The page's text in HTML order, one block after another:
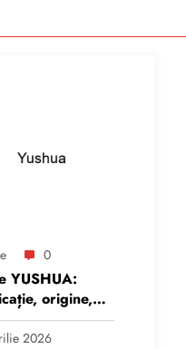
0
YUSHUA:
origine,
și
2026